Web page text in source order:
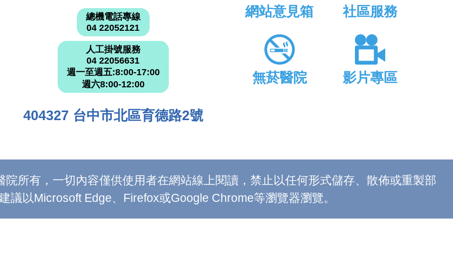
總機電話專線
04 22052121
人工掛號服務
04 22056631
週一至週五:8:00-17:00
週六8:00-12:00
404327 台中市北區育德路2號
網站意見箱 社區服務
無菸醫院 影片專區
所有，一切內容僅供使用者在網站線上閱讀，禁止以任何形式儲存、散佈或重製部
議以Microsoft Edge、Firefox或Google Chrome等瀏覽器瀏覽。